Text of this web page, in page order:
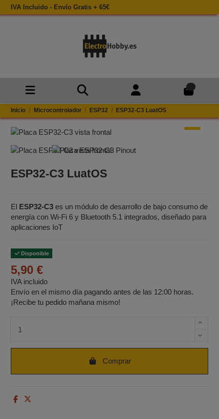
IVA Incluido - Envío Gratis + 65€
Inicio Microcontrolador ESP32 ESP32-C3 LuatOS
ESP32-C3 LuatOS
El ESP32-C3 es un módulo de desarrollo de bajo consumo de
energía con Wi-Fi 6 y Bluetooth 5.1 integrados, diseñado para
aplicaciones IoT
Disponible
5,90 €
IVA incluido
Envío en el mismo día pagando antes de las 12:00 horas.
¡Recibe tu pedido mañana mismo!
Comprar